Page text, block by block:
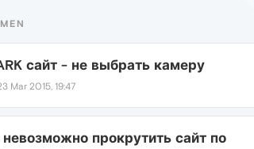
сайт - не выбрать камеру
Mar 2015, 19:47
невозможно прокрутить сайт по